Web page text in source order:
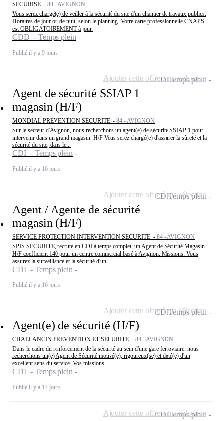
SECURISE - 84 - AVIGNON
Vous serez chargé(e) de veiller à la sécurité du site d'un chantier de travaux publics.
Horaires de jour ou de nuit, selon le planning. Votre carte professionnelle CNAPS
est OBLIGATOIREMENT à jour.
CDD - Temps plein
Publié il y a 9 jours
Agent de sécurité SSIAP 1
magasin (H/F)
MONDIAL PREVENTION SECURITE - 84 - AVIGNON
Sur le secteur d'Avignon, nous recherchons un agent(e) de sécurité SSIAP 1 pour
intervenir dans un grand magasin. H/F Vous serez chargé(e) d'assurer la sûreté et la
sécurité du site, dans le...
CDI - Temps plein
Publié il y a 16 jours
CDITemps plein
Ajouter cette offre à ma sélection
Agent / Agente de sécurité
magasin (H/F)
SERVICE PROTECTION INTERVENTION SECURITE - 84 - AVIGNON
SPIS SECURITE, recrute en CDI à temps complet, un Agent de Sécurité Magasin
H/F coefficient 140 pour un centre commercial basé à Avignon. Missions: Vous
assurez la surveillance et la sécurité d'un...
CDI - Temps plein
Publié il y a 16 jours
CDITemps plein
Ajouter cette offre à ma sélection
Agent(e) de sécurité (H/F)
CHALLANCIN PREVENTION ET SECURITE - 84 - AVIGNON
Dans le cadre du renforcement de la sécurité au sein d'une gare ferroviaire, nous
recherchons un(e) Agent de Sécurité motivé(e), rigoureux(se) et doté(e) d'un
excellent sens du service. Vos missions...
CDI - Temps plein
Publié il y a 17 jours
CDITemps plein
Ajouter cette offre à ma sélection
CDITemps plein
Ajouter cette offre à ma sélection